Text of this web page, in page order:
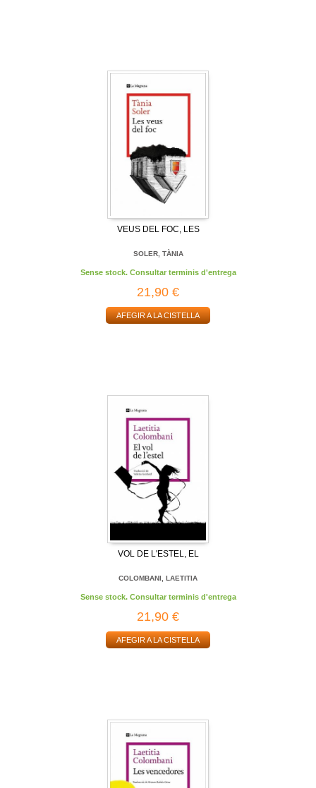
VEUS DEL FOC, LES
SOLER, TÀNIA
Sense stock. Consultar terminis d'entrega
21,90 €
AFEGIR A LA CISTELLA
VOL DE L'ESTEL, EL
COLOMBANI, LAETITIA
Sense stock. Consultar terminis d'entrega
21,90 €
AFEGIR A LA CISTELLA